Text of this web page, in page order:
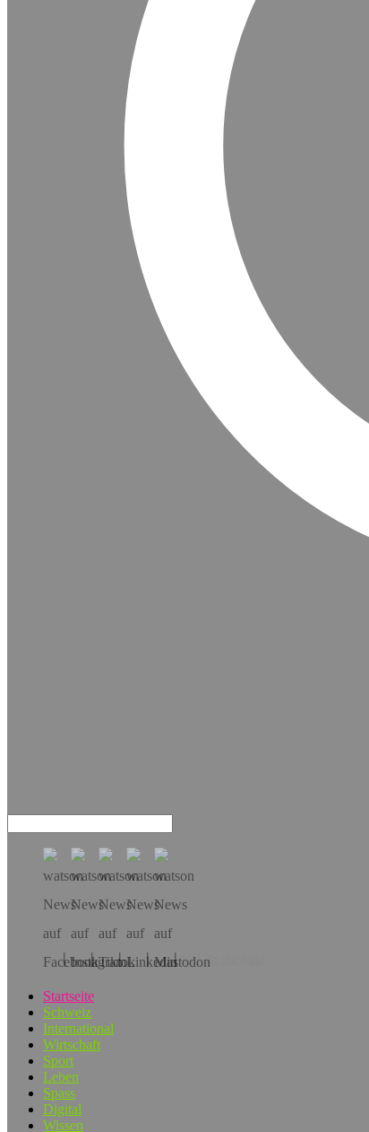
Hol dir die App!
Startseite
Schweiz
International
Wirtschaft
Sport
Leben
Spass
Digital
Wissen